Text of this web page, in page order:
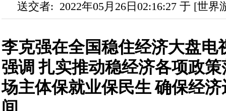
送交者: 2022年05月26日02:16:27 于 [世
李克强在全国稳住经济大盘电
强调 扎实推动稳经济各项政
场主体保就业保民生 确保经